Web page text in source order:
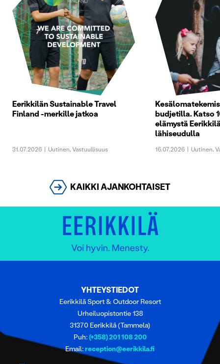
Eerikkilän Sustainable Travel
Finland -merkille jatkoa
31.07.2026 Uutinen,Vastuullisuus
budjetilla. Katso
elämystä
lähiseudulla
16.07.2026 Uutinen,
KAIKKI AJANKOHTAISET
YHTEYSTIEDOT
Eerikkilä Sport & Outdoor Resort
Urheiluopistontie 138
31370 Eerikkilä (Tammela)
Puh:(+358) 201 108 200
Email:reception@eerikkila.fi